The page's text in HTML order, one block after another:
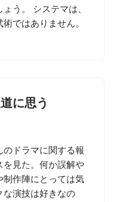
う。 システマは、
ではありません。
に思う
ドラマに関する報
を見た。何か誤解や
制作陣にとっては気
な演技は好きなの